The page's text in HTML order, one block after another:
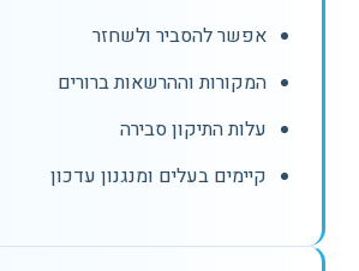
אפשר להסביר ולשחזר
המקורות וההרשאות ברורים
עלות התיקון סבירה
קיימים בעלים ומנגנון עדכון